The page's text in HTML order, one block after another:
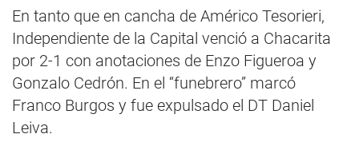
En tanto que en cancha de Américo Tesorieri,
Independiente de la Capital venció a Chacarita
por 2-1 con anotaciones de Enzo Figueroa y
Gonzalo Cedrón. En el “funebrero” marcó
Franco Burgos y fue expulsado el DT Daniel
Leiva.